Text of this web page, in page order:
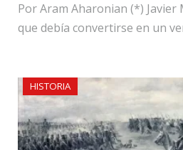
Por Aram Aharonian (*) Javier
que debía convertirse en un
HISTORIA